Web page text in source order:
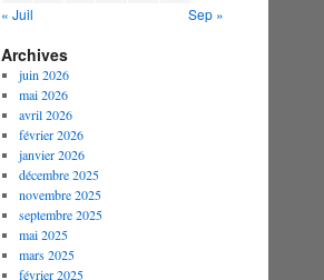
« Juil
Sep »
Archives
juin 2026
mai 2026
avril 2026
février 2026
janvier 2026
décembre 2025
novembre 2025
septembre 2025
mai 2025
mars 2025
février 2025